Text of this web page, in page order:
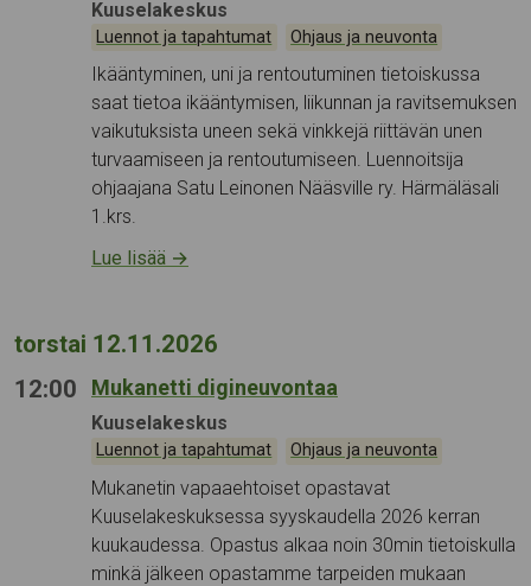
Tapahtumapaikka:
Kuuselakeskus
Kategoriat:
Luennot ja tapahtumat Ohjaus ja neuvonta
Ikääntyminen, uni ja rentoutuminen tietoiskussa
saat tietoa ikääntymisen, liikunnan ja ravitsemuksen
vaikutuksista uneen sekä vinkkejä riittävän unen
turvaamiseen ja rentoutumiseen. Luennoitsija
ohjaajana Satu Leinonen Nääsville ry. Härmäläsali
1.krs.
Lue lisää →
torstai 12.11.2026
12:00
Mukanetti digineuvontaa
Tapahtumapaikka:
Kuuselakeskus
Kategoriat:
Luennot ja tapahtumat Ohjaus ja neuvonta
Mukanetin vapaaehtoiset opastavat
Kuuselakeskuksessa syyskaudella 2026 kerran
kuukaudessa. Opastus alkaa noin 30min tietoiskulla
minkä jälkeen opastamme tarpeiden mukaan